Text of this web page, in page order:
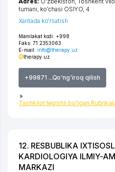
Mamlakat kodi: +998
Faks: 71 2353063
E-mail: info@therapy.uz
therapy.uz
+99871 ...Qo'ng'iroq qilish
Tashkilot tegishli bo'lgan
tumani, ko'chasi OSIYO, 4
Xaritada ko'rsatish
12. RESBUBLIKA
KARDIOLOGIYA ILMIY-
MARKAZI